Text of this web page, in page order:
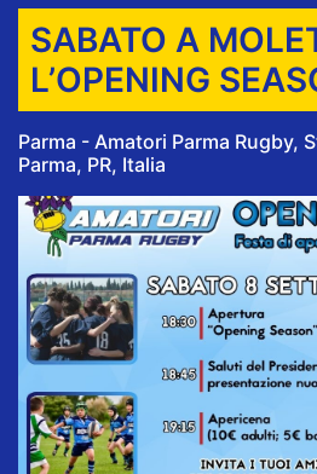
SABATO A
L’OPENING
Parma - Amatori Parma Rugby,
Parma, PR, Italia